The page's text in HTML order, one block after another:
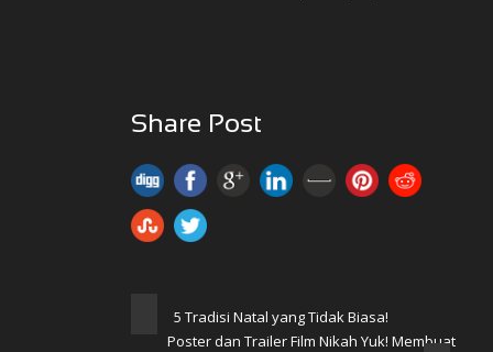
Share Post
5 Tradisi Natal yang Tidak Biasa!
Poster dan Trailer Film Nikah Yuk! Membuat